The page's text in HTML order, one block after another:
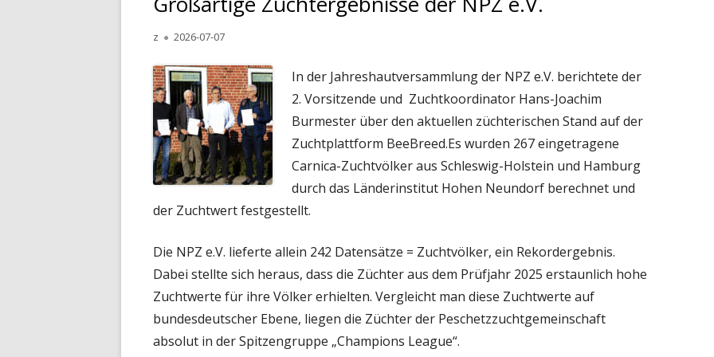
2018 DROHNENVÖLKER
VOR 2018
DROHNENVÖLKER 1950 BIS 1994
CARNICA INSELBELEGSTELLEN
BEEBREED
Autor
z
Veröffentlicht
2026-07-07
In der Jahreshautversammlung der NPZ e.V. berichtete der
2. Vorsitzende und Zuchtkoordinator Hans-Joachim
Burmester über den aktuellen züchterischen Stand auf der
Zuchtplattform BeeBreed.Es wurden 267 eingetragene
Carnica-Zuchtvölker aus Schleswig-Holstein und Hamburg
durch das Länderinstitut Hohen Neundorf berechnet und
der Zuchtwert festgestellt.
Die NPZ e.V. lieferte allein 242 Datensätze = Zuchtvölker, ein Rekordergebnis.
Dabei stellte sich heraus, dass die Züchter aus dem Prüfjahr 2025 erstaunlich hohe
Zuchtwerte für ihre Völker erhielten. Vergleicht man diese Zuchtwerte auf
bundesdeutscher Ebene, liegen die Züchter der Peschetzzuchtgemeinschaft
absolut in der Spitzengruppe „Champions League“.